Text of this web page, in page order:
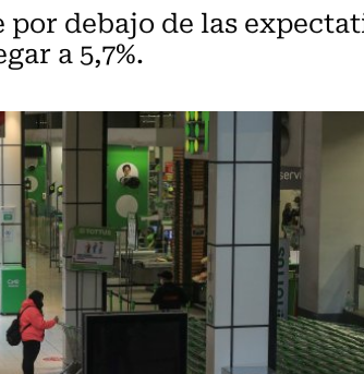
debajo de las
a 5,7%.